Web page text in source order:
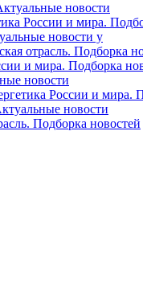
новости
России и мира.
новости у
отрасль. Подборка
и мира. Подборка
новости
России и мира.
новости
Подборка новостей